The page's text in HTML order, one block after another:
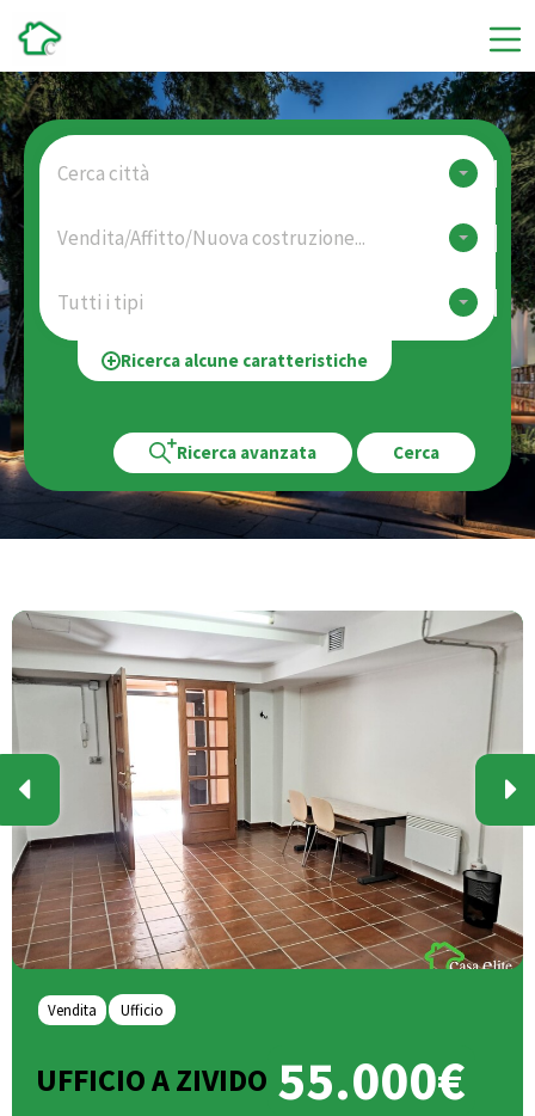
Cerca città
Vendita/Affitto/Nuova costruzione...
Tutti i tipi
Ricerca alcune caratteristiche
Ricerca avanzata Cerca
Vendita Ufficio
UFFICIO A ZIVIDO 55.000€